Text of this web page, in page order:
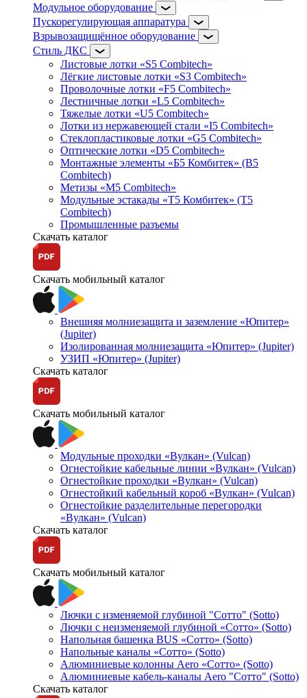
Модульное оборудование
Пускорегулирующая аппаратура
Взрывозащищённое оборудование
Стиль ДКС
Листовые лотки «S5 Combitech»
Лёгкие листовые лотки «S3 Combitech»
Проволочные лотки «F5 Combitech»
Лестничные лотки «L5 Combitech»
Тяжелые лотки «U5 Combitech»
Лотки из нержавеющей стали «I5 Combitech»
Стеклопластиковые лотки «G5 Combitech»
Оптические лотки «D5 Combitech»
Монтажные элементы «Б5 Комбитек» (B5
Combitech)
Метизы «M5 Combitech»
Модульные эстакады «Т5 Комбитек» (T5
Combitech)
Промышленные разъемы
Скачать каталог
Скачать мобильный каталог
Внешняя молниезащита и заземление «Юпитер»
(Jupiter)
Изолированная молниезащита «Юпитер» (Jupiter)
УЗИП «Юпитер» (Jupiter)
Скачать каталог
Скачать мобильный каталог
Модульные проходки «Вулкан» (Vulcan)
Огнестойкие кабельные линии «Вулкан» (Vulcan)
Огнестойкие проходки «Вулкан» (Vulcan)
Огнестойкий кабельный короб «Вулкан» (Vulcan)
Огнестойкие разделительные перегородки
«Вулкан» (Vulcan)
Скачать каталог
Скачать мобильный каталог
Лючки с изменяемой глубиной "Сотто" (Sotto)
Лючки с неизменяемой глубиной «Сотто» (Sotto)
Напольная башенка BUS «Сотто» (Sotto)
Напольные каналы «Сотто» (Sotto)
Алюминиевые колонны Aero «Сотто» (Sotto)
Алюминиевые кабель-каналы Aero "Сотто" (Sotto)
Скачать каталог